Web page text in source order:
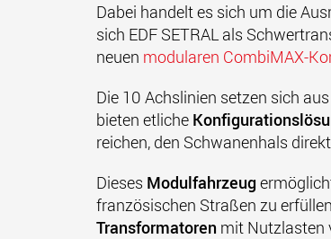
Dabei handelt es sich um die
sich EDF SETRAL als
neuen modularen CombiMAX-
Die 10 Achslinien setzen sich
bieten etliche
reichen, den Schwanenhals
Dieses Modulfahrzeug
französischen Straßen zu
Transformatoren mit Nutzlasten